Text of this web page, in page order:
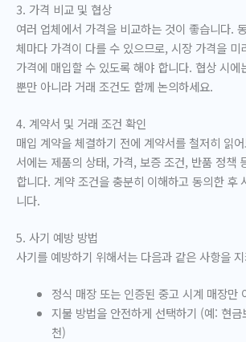
3. 가격 비교 및 협상
여러 업체에서 가격을 비교하는 것이 좋습니다.
체마다 가격이 다를 수 있으므로, 시장 가격을 미
가격에 매입할 수 있도록 해야 합니다. 협상 시에
뿐만 아니라 거래 조건도 함께 논의하세요.
4. 계약서 및 거래 조건 확인
매입 계약을 체결하기 전에 계약서를 철저히 읽
서에는 제품의 상태, 가격, 보증 조건, 반품 정책
합니다. 계약 조건을 충분히 이해하고 동의한 후
니다.
5. 사기 예방 방법
사기를 예방하기 위해서는 다음과 같은 사항을
정식 매장 또는 인증된 중고 시계 매장만
지불 방법을 안전하게 선택하기 (예: 현
천)